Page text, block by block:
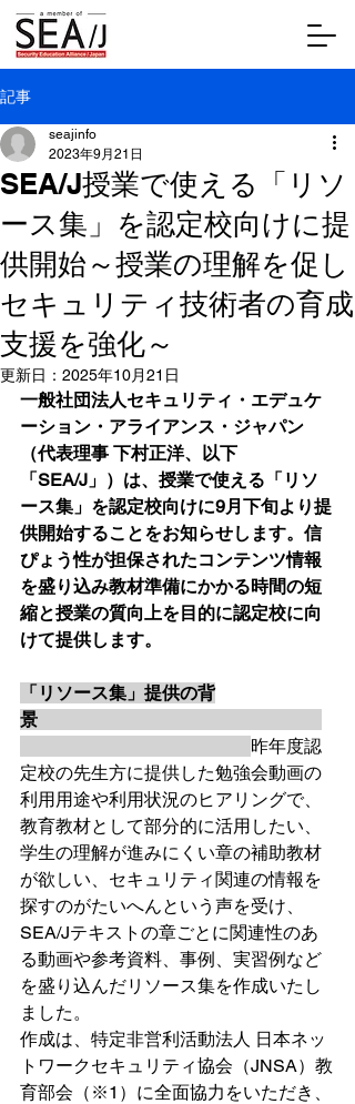
記事
SEA/J授業で使える「リソ
ース集」を認定校向けに提
供開始～授業の理解を促し
セキュリティ技術者の育成
支援を強化～
seajinfo
2023年9月21日
更新日： 2025年10月21日
一般社団法人セキュリティ・エデュケ
ーション・アライアンス・ジャパン
（代表理事 下村正洋、以下
「SEA/J」）は、授業で使える「リソ
ース集」を認定校向けに9月下旬より提
供開始することをお知らせします。信
ぴょう性が担保されたコンテンツ情報
を盛り込み教材準備にかかる時間の短
縮と授業の質向上を目的に認定校に向
けて提供します。
「リソース集」提供の背
景
昨年度認
定校の先生方に提供した勉強会動画の
利用用途や利用状況のヒアリングで、
教育教材として部分的に活用したい、
学生の理解が進みにくい章の補助教材
が欲しい、セキュリティ関連の情報を
探すのがたいへんという声を受け、
SEA/Jテキストの章ごとに関連性のあ
る動画や参考資料、事例、実習例など
を盛り込んだリソース集を作成いたし
ました。
作成は、特定非営利活動法人 日本ネッ
トワークセキュリティ協会（JNSA）教
育部会（※1）に全面協力をいただき、